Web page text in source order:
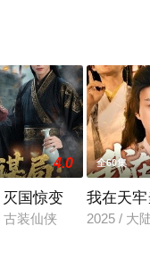
4.0
国惊变
古装仙侠
全60集
我在天
2025 / 大